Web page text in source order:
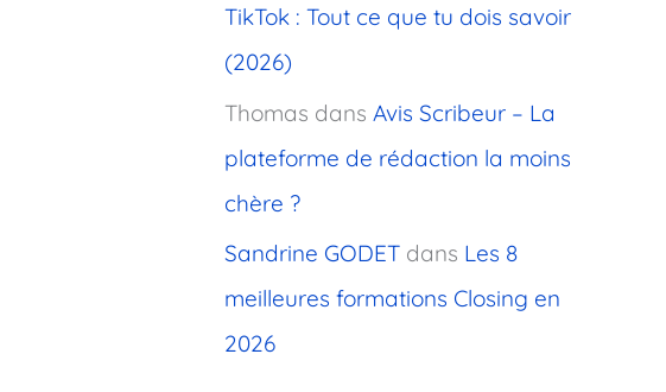
TikTok : Tout ce que tu dois savoir
(2026)
Thomas dans Avis Scribeur – La
plateforme de rédaction la moins
chère ?
Sandrine GODET dans Les 8
meilleures formations Closing en
2026